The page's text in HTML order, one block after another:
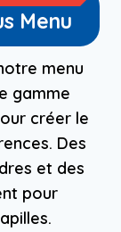
Menu
menu
gamme
créer le
Des
et des
pour